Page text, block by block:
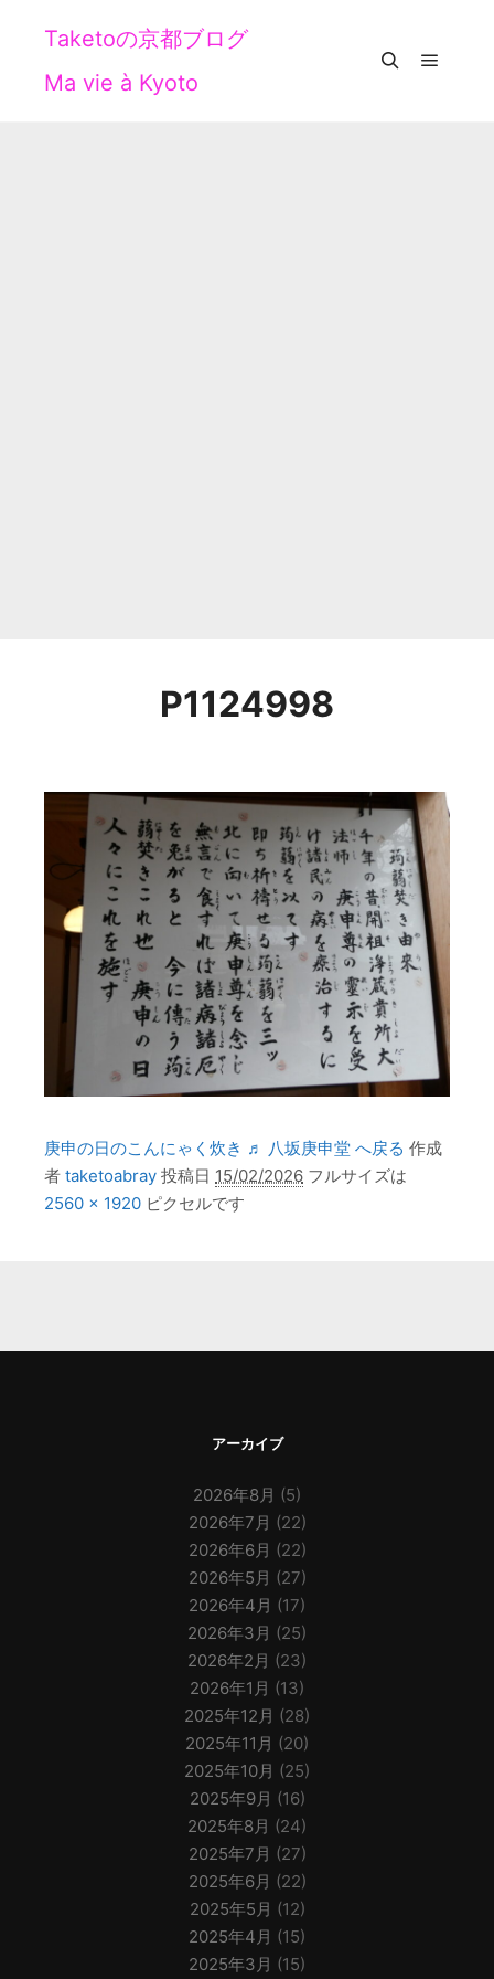
Taketoの京都ブログ
Ma vie à Kyoto
P1124998
庚申の日のこんにゃく炊き ♬ 八坂庚申堂 へ戻る 作成
者 taketoabray 投稿日 15/02/2026 フルサイズは
2560 × 1920 ピクセルです
アーカイブ
2026年8月 (5)
2026年7月 (22)
2026年6月 (22)
2026年5月 (27)
2026年4月 (17)
2026年3月 (25)
2026年2月 (23)
2026年1月 (13)
2025年12月 (28)
2025年11月 (20)
2025年10月 (25)
2025年9月 (16)
2025年8月 (24)
2025年7月 (27)
2025年6月 (22)
2025年5月 (12)
2025年4月 (15)
2025年3月 (15)